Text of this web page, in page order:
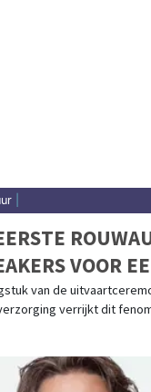
VOOR
LAATSTE RIT
van de
verrijkt dit